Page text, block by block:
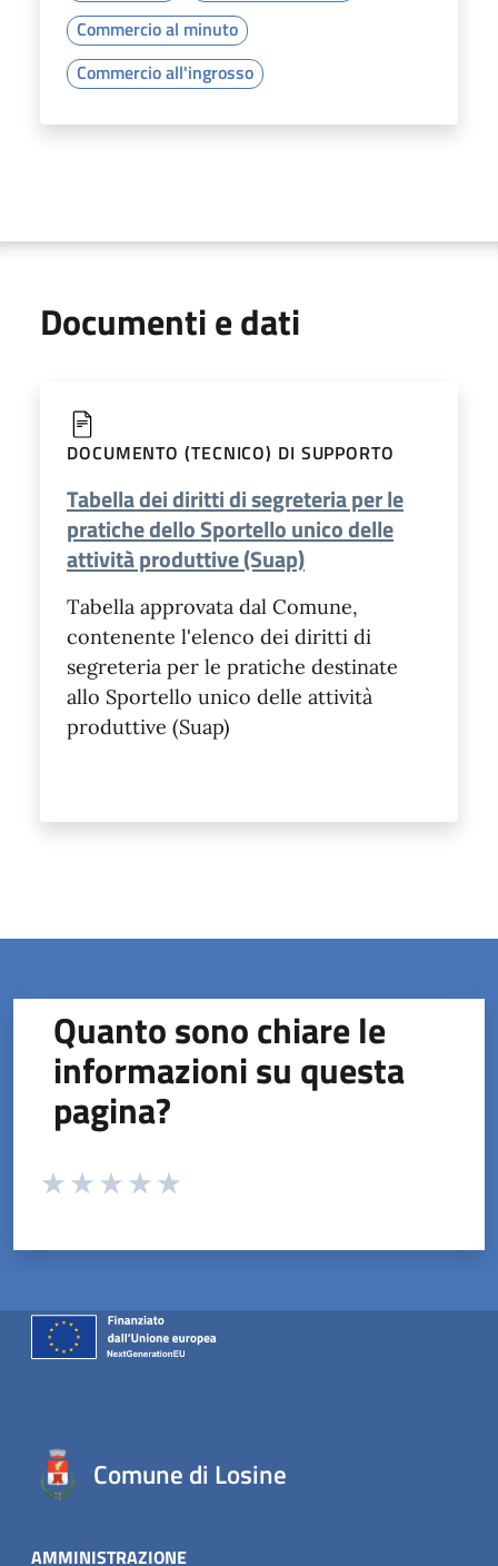
Commercio al minuto
Commercio all'ingrosso
Documenti e dati
DOCUMENTO (TECNICO) DI SUPPORTO
Tabella dei diritti di segreteria per le
pratiche dello Sportello unico delle
attività produttive (Suap)
Tabella approvata dal Comune,
contenente l'elenco dei diritti di
segreteria per le pratiche destinate
allo Sportello unico delle attività
produttive (Suap)
Quanto sono chiare le
informazioni su questa
pagina?
Valuta da 1 a 5 stelle la pagina
Comune di Losine
AMMINISTRAZIONE